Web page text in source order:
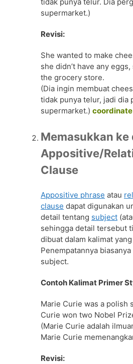
tidak punya telur. Dia
supermarket.)
Revisi:
She wanted to make
she didn’t have any eggs,
the grocery store.
(Dia ingin membuat
tidak punya telur, jadi dia
supermarket.)
Memasukkan ke
Appositive/
Clause
Appositive phrase atau
clause dapat digunakan
detail tentang subject
sehingga detail tersebut
dibuat dalam kalimat
Penempatannya
subject.
Contoh Kalimat Primer
Marie Curie was a polish
Curie won two Nobel
(Marie Curie adalah
Marie Curie
Revisi: